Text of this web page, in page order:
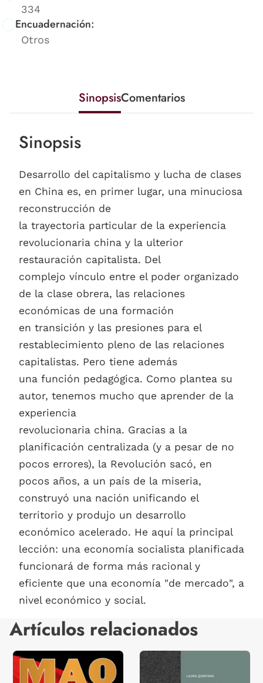
334
Encuadernación:
Otros
SinopsisComentarios
Sinopsis
Desarrollo del capitalismo y lucha de clases
en China es, en primer lugar, una minuciosa
reconstrucción de
la trayectoria particular de la experiencia
revolucionaria china y la ulterior
restauración capitalista. Del
complejo vínculo entre el poder organizado
de la clase obrera, las relaciones
económicas de una formación
en transición y las presiones para el
restablecimiento pleno de las relaciones
capitalistas. Pero tiene además
una función pedagógica. Como plantea su
autor, tenemos mucho que aprender de la
experiencia
revolucionaria china. Gracias a la
planificación centralizada (y a pesar de no
pocos errores), la Revolución sacó, en
pocos años, a un país de la miseria,
construyó una nación unificando el
territorio y produjo un desarrollo
económico acelerado. He aquí la principal
lección: una economía socialista planificada
funcionará de forma más racional y
eficiente que una economía "de mercado", a
nivel económico y social.
Artículos relacionados